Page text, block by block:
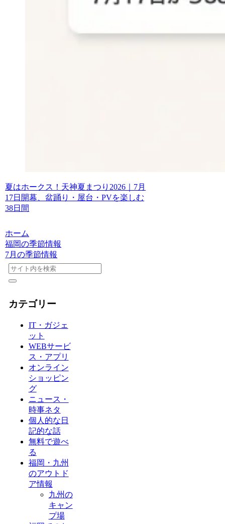
夏はホークス！天神夏まつり2026｜7月
17日開幕、盆踊り・屋台・PVを楽しむ
38日間
ホーム
福岡の季節情報
7月の季節情報
カテゴリー
IT・ガジェ
ット
WEBサービ
ス・アプリ
オンライン
ショッピン
グ
ニュース・
時事ネタ
個人的な日
記的な話
無料で遊べ
る
福岡・九州
のアウトド
ア情報
九州の
キャン
プ場